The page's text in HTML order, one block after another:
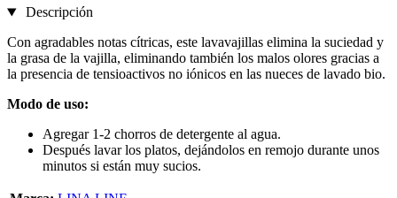
Descripción
Con agradables notas cítricas, este lavavajillas elimina la suciedad y
la grasa de la vajilla, eliminando también los malos olores gracias a
la presencia de tensioactivos no iónicos en las nueces de lavado bio.
Modo de uso:
Agregar 1-2 chorros de detergente al agua.
Después lavar los platos, dejándolos en remojo durante unos
minutos si están muy sucios.